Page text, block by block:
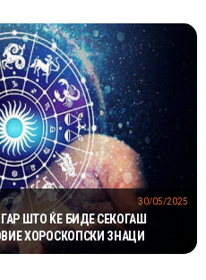
ШТО ЌЕ БИДЕ СЕКОГАШ
ХОРОСКОПСКИ ЗНАЦИ
30/05/2025